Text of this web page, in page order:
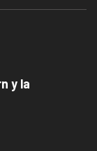
y la